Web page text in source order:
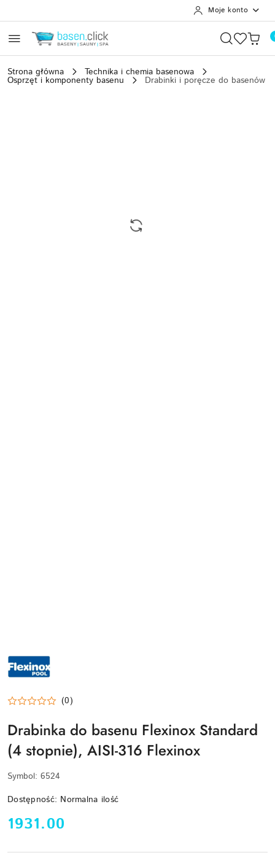
Moje konto
Strona główna Technika i chemia basenowa
Osprzęt i komponenty basenu Drabinki i poręcze do basenów
MARKI
FLEXINOX
–
LUKSUSOWYCH
STALI
NIERDZEWNEJ
DOSTĘPNY
W
BASEN.CLICK
(0)
Drabinka do basenu Flexinox Standard
(4 stopnie), AISI-316 Flexinox
Symbol: 6524
Dostępność: Normalna ilość
cena:
1931.00